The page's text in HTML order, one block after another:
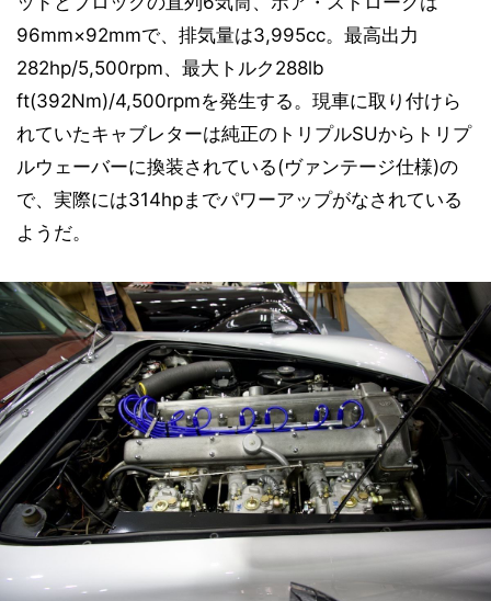
96mm×92mmで、排気量は3,995cc。最高出力
282hp/5,500rpm、最大トルク288lb
ft(392Nm)/4,500rpmを発生する。現車に取り付けら
れていたキャブレターは純正のトリプルSUからトリプ
ルウェーバーに換装されている(ヴァンテージ仕様)の
で、実際には314hpまでパワーアップがなされている
ようだ。